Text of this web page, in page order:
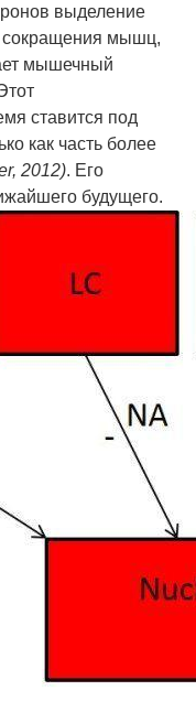
выделение
сокращения мышц,
мышечный
ставится под
как часть более
2012). Его
будущего.